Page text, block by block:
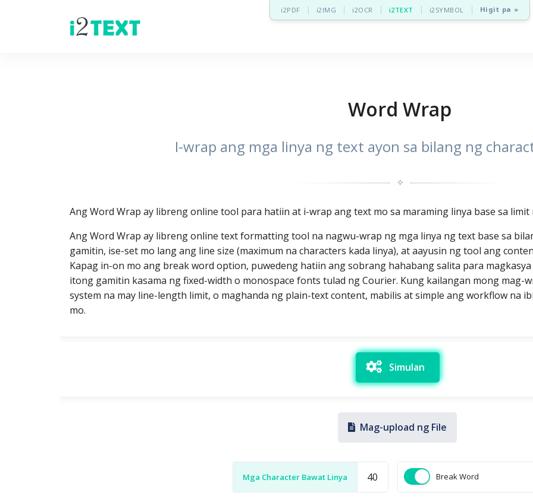
i2PDF i2IMG i2OCR i2TEXT i2SYMBOL Higit pa »
Word Wrap
I-wrap ang mga linya ng text ayon sa bilang ng
✧
Ang Word Wrap ay libreng online tool para hatiin at i-wrap ang text mo sa maraming linya base sa limit
Ang Word Wrap ay libreng online text formatting tool na nagwu-wrap ng mga linya ng text base sa
gamitin, ise-set mo lang ang line size (maximum na characters kada linya), at aayusin ng tool ang
Kapag in-on mo ang break word option, puwedeng hatiin ang sobrang hahabang salita para
itong gamitin kasama ng fixed-width o monospace fonts tulad ng Courier. Kung kailangan mong mag-
system na may line-length limit, o maghanda ng plain-text content, mabilis at simple ang workflow na
mo.
Simulan
Mag-upload ng File
Mga Character Bawat Linya Break Word